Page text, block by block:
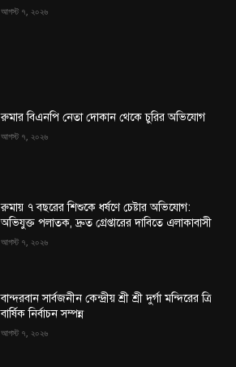
আগস্ট ৭, ২০২৬
রুমার বিএনপি নেতা দোকান থেকে চুরির অভিযোগ
আগস্ট ৭, ২০২৬
রুমায় ৭ বছরের শিশুকে ধর্ষণে চেষ্টার অভিযোগ:
অভিযুক্ত পলাতক, দ্রুত গ্রেপ্তারের দাবিতে এলাকাবাসী
আগস্ট ৭, ২০২৬
বান্দরবান সার্বজনীন কেন্দ্রীয় শ্রী শ্রী দুর্গা মন্দিরের ত্রি
বার্ষিক নির্বাচন সম্পন্ন
আগস্ট ৭, ২০২৬